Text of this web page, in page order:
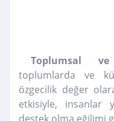
Toplumsal
toplumlarda ve
özgecilik değer
etkisiyle, insanlar